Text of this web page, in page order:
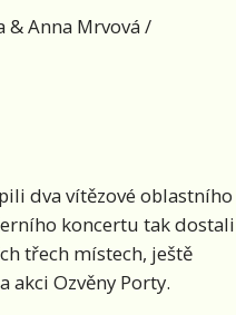
& Anna Mrvová /
dva vítězové oblastního
koncertu tak dostali
třech místech, ještě
akci Ozvěny Porty.